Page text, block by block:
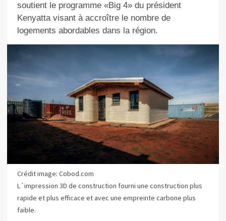
soutient le programme «Big 4» du président
Kenyatta visant à accroître le nombre de
logements abordables dans la région.
Crédit image: Cobod.com
L´impression 3D de construction fourni une construction plus
rapide et plus efficace et avec une empreinte carbone plus
faible.